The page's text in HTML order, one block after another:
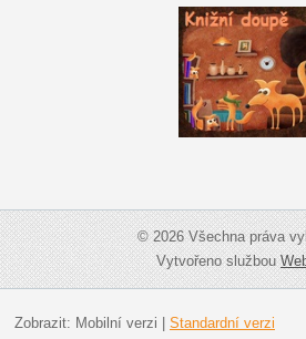
© 2026 Všechna práva
Vytvořeno službou
Zobrazit: Mobilní verzi Standardní verzi